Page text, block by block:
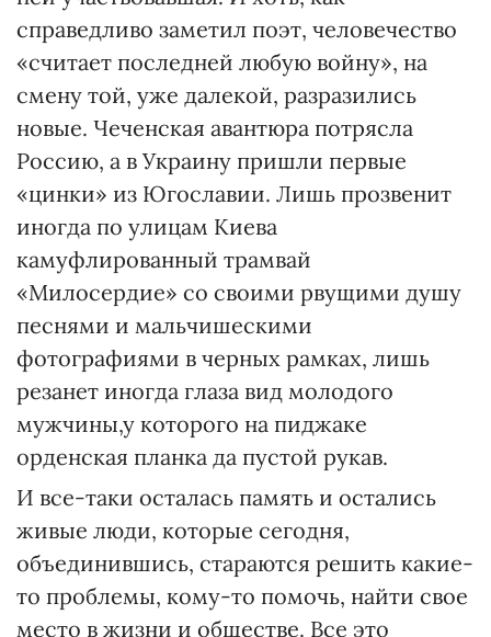
справедливо заметил поэт, человечество
«считает последней любую войну», на
смену той, уже далекой, разразились
новые. Чеченская авантюра потрясла
Россию, а в Украину пришли первые
«цинки» из Югославии. Лишь прозвенит
иногда по улицам Киева
камуфлированный трамвай
«Милосердие» со своими рвущими душу
песнями и мальчишескими
фотографиями в черных рамках, лишь
резанет иногда глаза вид молодого
мужчины,у которого на пиджаке
орденская планка да пустой рукав.
И все-таки осталась память и остались
живые люди, которые сегодня,
объединившись, стараются решить какие-
то проблемы, кому-то помочь, найти свое
место в жизни и обществе. Все это